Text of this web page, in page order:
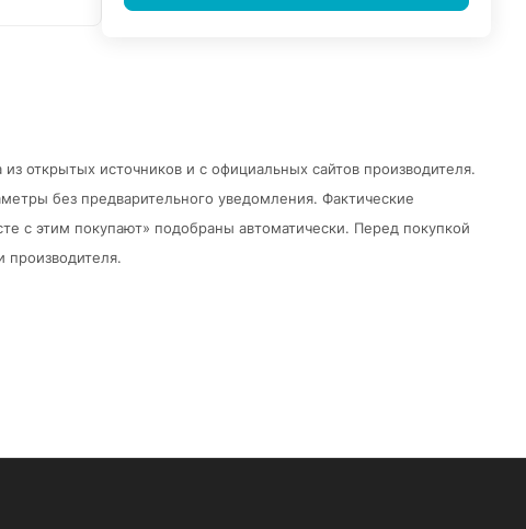
открытых источников и с официальных сайтов производителя.
без предварительного уведомления. Фактические
с этим покупают» подобраны автоматически. Перед покупкой
производителя.